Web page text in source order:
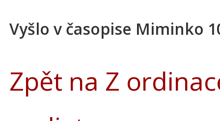
Vyšlo v časopise Miminko
Zpět na Z